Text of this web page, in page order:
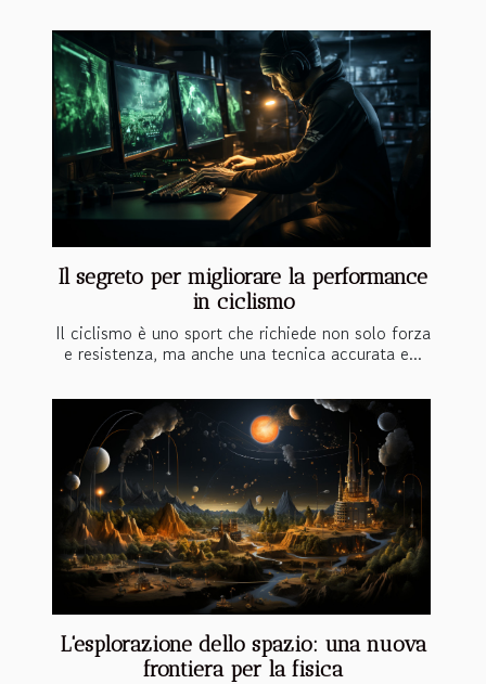
Il segreto per migliorare la performance
in ciclismo
Il ciclismo è uno sport che richiede non solo forza
e resistenza, ma anche una tecnica accurata e...
L'esplorazione dello spazio: una nuova
frontiera per la fisica